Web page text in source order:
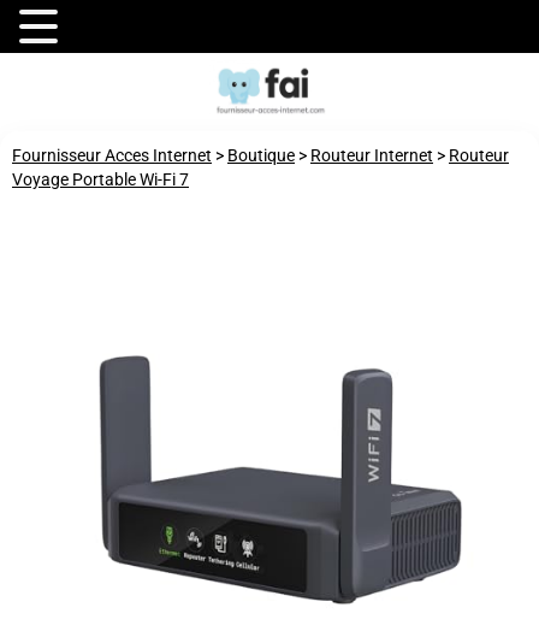
Fournisseur Acces Internet > Boutique > Routeur Internet > Routeur
Voyage Portable Wi-Fi 7